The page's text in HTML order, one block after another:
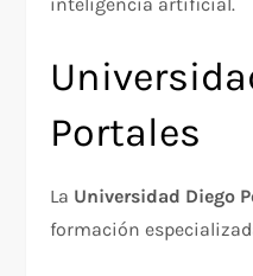
Portales
La Universidad Diego
formación